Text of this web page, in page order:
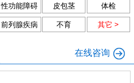
性功能障碍 皮包茎 体检
前列腺疾病 不育 其它 >
在线咨询